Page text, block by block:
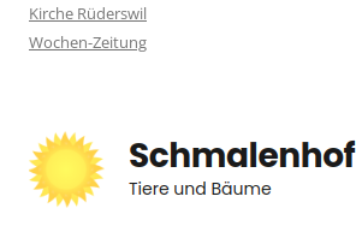
Kirche Rüderswil
Wochen-Zeitung